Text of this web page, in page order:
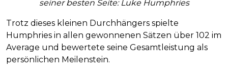
seiner besten Seite: Luke Humphries
Trotz dieses kleinen Durchhängers spielte
Humphries in allen gewonnenen Sätzen über 102 im
Average und bewertete seine Gesamtleistung als
persönlichen Meilenstein.